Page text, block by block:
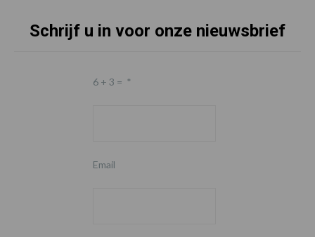
Schrijf u in voor onze nieuwsbrief
6 + 3 = *
Email